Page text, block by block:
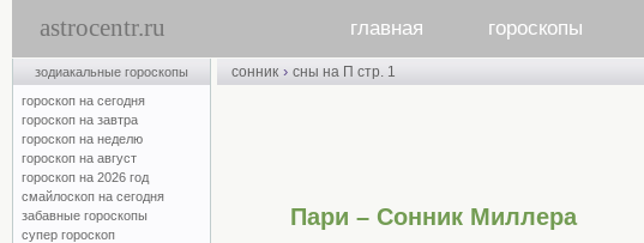
astrocentr.ru главная гороскопы
зодиакальные гороскопы
гороскоп на сегодня
гороскоп на завтра
гороскоп на неделю
гороскоп на август
гороскоп на 2026 год
смайлоскоп на сегодня
забавные гороскопы
супер гороскоп
сонник › сны на П стр. 1
Пари – Сонник Миллера